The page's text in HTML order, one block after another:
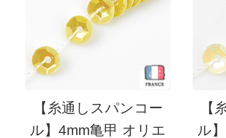
【糸通しスパンコー
ル】4mm亀甲 オリエ
【
ル